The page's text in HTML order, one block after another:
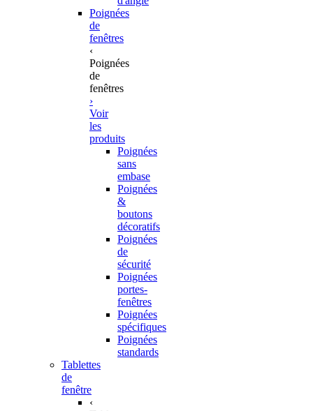
Poignées
de
fenêtres
‹
Poignées
de
fenêtres
›
Voir
les
produits
Poignées
sans
embase
Poignées
&
boutons
décoratifs
Poignées
de
sécurité
Poignées
portes-
fenêtres
Poignées
spécifiques
Poignées
standards
Tablettes
de
fenêtre
‹